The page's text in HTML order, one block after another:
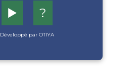
▶️ ?
Développé par OTIYA